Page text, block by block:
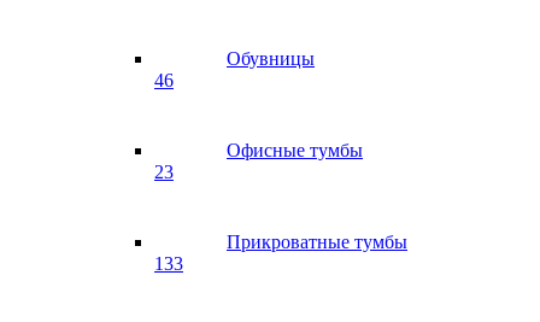
Обувницы
46
Офисные тумбы
23
Прикроватные тумбы
133